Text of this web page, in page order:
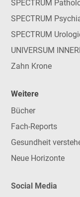
SPECTRUM
SPECTRUM
SPECTRUM
UNIVERSUM
Zahn Krone
Weitere
Bücher
Fach-Reports
Gesundheit
Neue Horizonte
Social Media